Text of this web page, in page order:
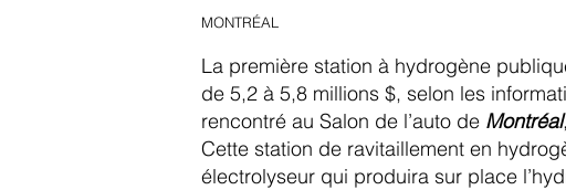
MONTRÉAL
La première station à hydrogène
de 5,2 à 5,8 millions $, selon les
rencontré au Salon de l’auto de Montréal
Cette station de ravitaillement en
électrolyseur qui produira sur place